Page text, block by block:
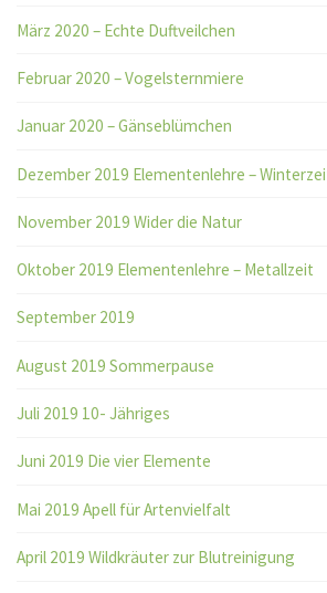
März 2020 – Echte Duftveilchen
Februar 2020 – Vogelsternmiere
Januar 2020 – Gänseblümchen
Dezember 2019 Elementenlehre –
November 2019 Wider die Natur
Oktober 2019 Elementenlehre – Metallzeit
September 2019
August 2019 Sommerpause
Juli 2019 10- Jähriges
Juni 2019 Die vier Elemente
Mai 2019 Apell für Artenvielfalt
April 2019 Wildkräuter zur Blutreinigung